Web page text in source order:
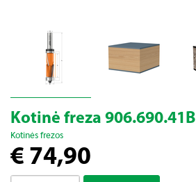
Kotinė freza 906.690.41B
Kotinės frezos
€ 74,90